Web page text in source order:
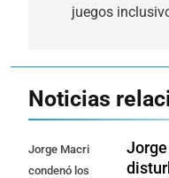
entradas
juegos
Noticias
Jorge Macri
condenó los